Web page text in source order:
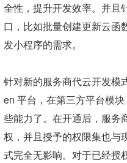
全性，提升开发效率。并且
口，比如批量创建更新云函
发小程序的需求。
针对新的服务商代云开发模
en 平台，在第三方平台模
些能力了。在开通后，服务
权，并且授予的权限集也与
式完全无影响。对于已经授